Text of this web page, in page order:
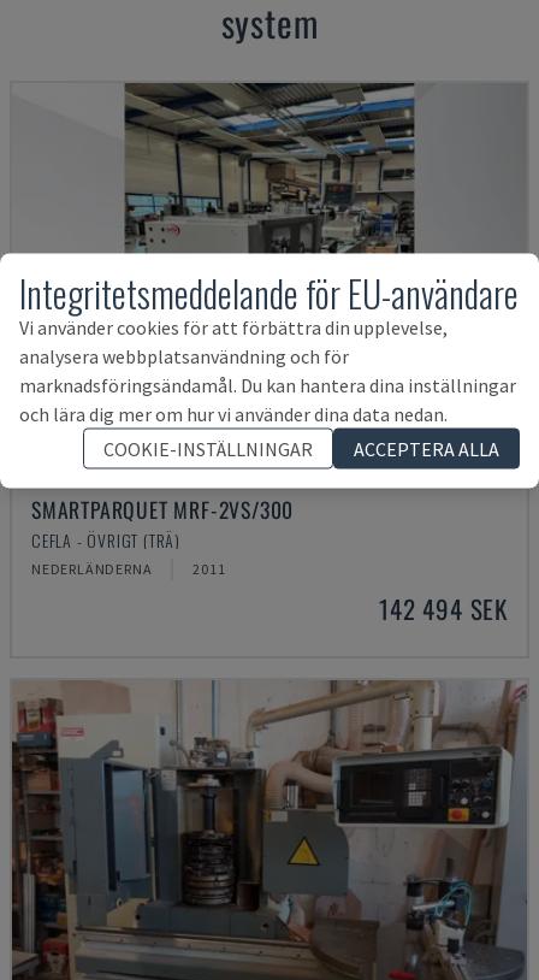
system
SMARTPARQUET MRF-2VS/300
CEFLA - ÖVRIGT (TRÄ)
NEDERLÄNDERNA 2011
142 494 SEK
Integritetsmeddelande för EU-användare
Vi använder cookies för att förbättra din upplevelse,
analysera webbplatsanvändning och för
marknadsföringsändamål. Du kan hantera dina inställningar
och lära dig mer om hur vi använder dina data nedan.
COOKIE-INSTÄLLNINGAR
ACCEPTERA ALLA